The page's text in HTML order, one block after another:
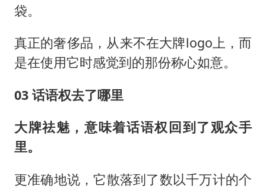
袋。
真正的奢侈品，从来不在大牌logo上，而
是在使用它时感觉到的那份称心如意。
03 话语权去了哪里
大牌祛魅，意味着话语权回到了观众手
里。
更准确地说，它散落到了数以千万计的个